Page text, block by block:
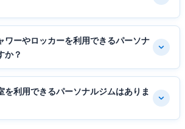
ワーやロッカーを利用できるパーソナ
か？
を利用できるパーソナルジムはありま